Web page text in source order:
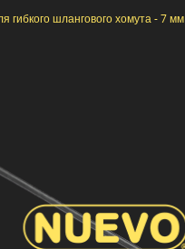
гибкого шлангового хомута - 7 мм